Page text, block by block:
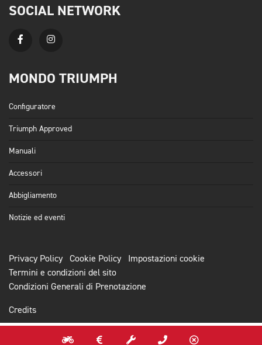
SOCIAL NETWORK
MONDO TRIUMPH
Configuratore
Triumph Approved
Manuali
Accessori
Abbigliamento
Notizie ed eventi
Privacy Policy Cookie Policy
Impostazioni cookie
Termini e condizioni del sito
Condizioni Generali di Prenotazione
Credits